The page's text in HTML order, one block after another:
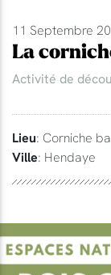
11 Septembre
La
Activité de
Lieu: Corniche
Ville: Hendaye